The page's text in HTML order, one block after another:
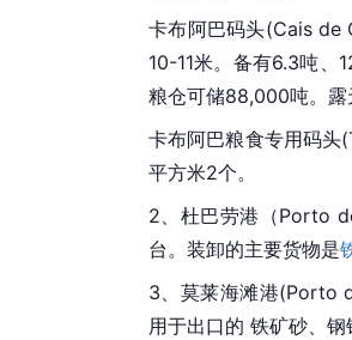
卡布阿巴码头(Cais de
10-11米。备有6.3吨
粮仓可储88,000吨。
卡布阿巴粮食专用码
平方米2个。
2、杜巴劳港（Porto
台。装卸的主要货物是
3、莫莱海滩港(Porto
用于出口的 铁矿砂、